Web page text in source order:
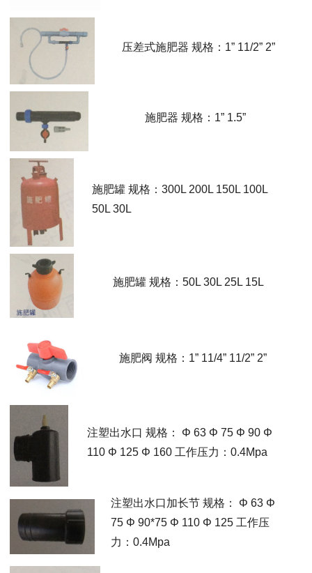
压差式施肥器 规格：1” 11/2” 2”
施肥器 规格：1” 1.5”
施肥罐 规格：300L 200L 150L 100L
50L 30L
施肥罐 规格：50L 30L 25L 15L
施肥阀 规格：1” 11/4” 11/2” 2”
注塑出水口 规格： Φ 63 Φ 75 Φ 90 Φ
110 Φ 125 Φ 160 工作压力：0.4Mpa
注塑出水口加长节 规格： Φ 63 Φ
75 Φ 90*75 Φ 110 Φ 125 工作压
力：0.4Mpa